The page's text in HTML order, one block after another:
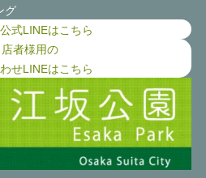
グ
式LINEはこちら
者様用の
せLINEはこちら